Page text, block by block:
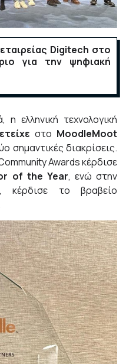
Digitech στο
για την ψηφιακή
η ελληνική τεχνολογική
στο MoodleMoot
σημαντικές διακρίσεις.
Awards κέρδισε
of the Year, ενώ στην
κέρδισε το βραβείο